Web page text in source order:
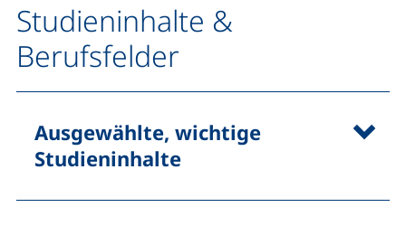
Studieninhalte &
Berufsfelder
Ausgewählte, wichtige
Studieninhalte